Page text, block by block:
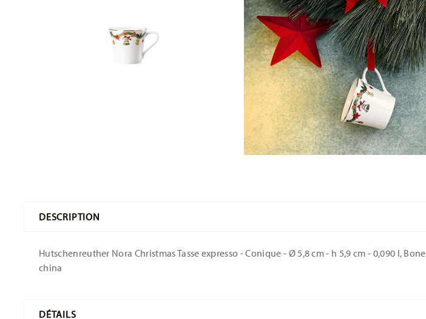
DESCRIPTION
Hutschenreuther Nora Christmas Tasse expresso - Conique - Ø 5,8 cm - h 5,9 cm - 0,090 l, Bone
china
DÉTAILS